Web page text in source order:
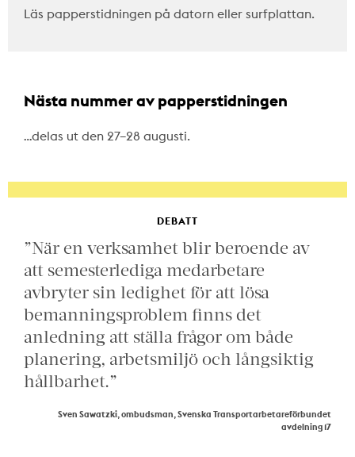
Läs papperstidningen på datorn eller surfplattan.
Nästa nummer av papperstidningen
…delas ut den 27–28 augusti.
DEBATT
”När en verksamhet blir beroende av
att semesterlediga medarbetare
avbryter sin ledighet för att lösa
bemanningsproblem finns det
anledning att ställa frågor om både
planering, arbetsmiljö och långsiktig
hållbarhet.”
Sven Sawatzki, ombudsman, Svenska Transportarbetareförbundet
avdelning 17